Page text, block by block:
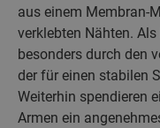
aus einem Membran-
verklebten Nähten.
besonders durch den
der für einen stabilen
Weiterhin spendieren
Armen ein